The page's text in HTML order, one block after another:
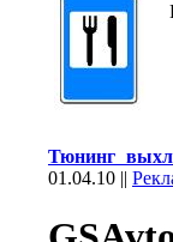
Тюнинг
01.04.10 ||